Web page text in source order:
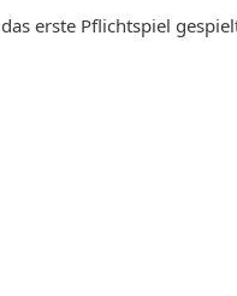
erste Pflichtspiel